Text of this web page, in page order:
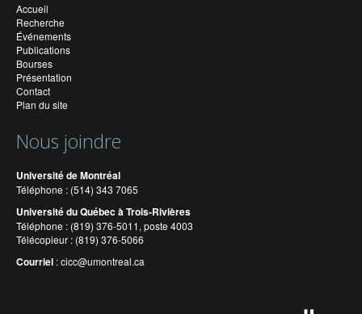
Accueil
Recherche
Événements
Publications
Bourses
Présentation
Contact
Plan du site
Nous joindre
Université de Montréal
Téléphone : (514) 343 7065
Université du Québec à Trois-Rivières
Téléphone : (819) 376-5011, poste 4003
Télécopieur : (819) 376-5066
Courriel :cicc@umontreal.ca